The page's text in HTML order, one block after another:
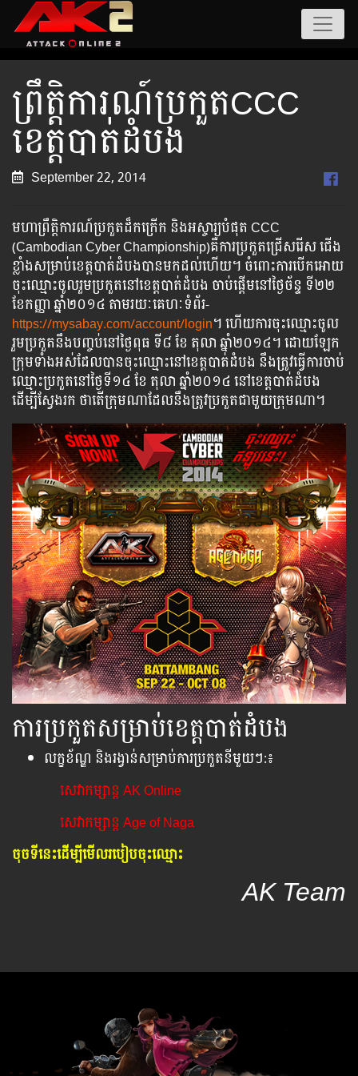
ព្រឹត្តិការណ៍ប្រកួតCCC
ខេត្តបាត់ដំបង
September 22, 2014
មហាព្រឹត្តិការណ៍ប្រកួតដ៏កក្រើក​ និងអស្ចារ្យបំផុត CCC​
(Cambodian Cyber Championship)គឺ​ការ​ប្រកួត​ជ្រើស​រើស​ ជើង
ខ្លាំងសម្រាប់ខេត្ត​បាត់ដំបងបានមកដល់ហើយ។ ចំពោះការ​បើក​អោយ​
ចុះ​ឈ្មោះ​ចូលរួមប្រកួត​នៅ​ខេត្ត​បាត់ដំបង ចាប់ផ្តើម​​នៅ​ថ្ងៃច័ន្ទ ទី២២
ខែកញ្ញា ឆ្នាំ២០១៤​ តាមរយៈគេហៈទំព័រ-
https://mysabay.com/account/login។ ​ហើយការចុះឈ្មោះចូល
រួមប្រកួតនឹងបញ្ចប់នៅថ្ងៃពុធ ទី​៨ ខែ តុលា ឆ្នាំ២០១៤។ ដោយឡែក
ក្រុម​ទាំង​អស់​ដែលបានចុះឈ្មោះនៅខេត្តបាត់ដំបង ​នឹង​ត្រូវ​ធ្វើ​ការ​ចាប់​
ឈ្មោះប្រកួត​នៅ​ថ្ងៃ​ទី១៤ ខែ តុលា ឆ្នាំ២០១៤ នៅខេត្តបាត់ដំបង
ដើម្បី​ស្វែង​រក​ ថា​តើ​ក្រុម​ណា​ដែល​នឹង​ត្រូវ​ប្រកួត​ជា​មួយ​ក្រុម​ណា​។
ការប្រកួតសម្រាប់ខេត្តបាត់ដំបង
លក្ខខ័ណ្ឌ និងរង្វាន់សម្រាប់ការប្រកួតនីមួយៗ​:៖
សេវាកម្សាន្ត AK Online
សេវាកម្សាន្ត Age of Naga
ចុចទីនេះដើម្បីមើលរបៀបចុះឈ្មោះ
AK Team